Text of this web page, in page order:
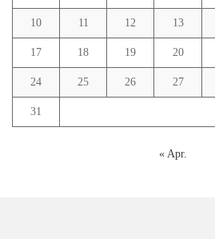
10 11 12 13
17 18 19 20
24 25 26 27
31
« Apr.